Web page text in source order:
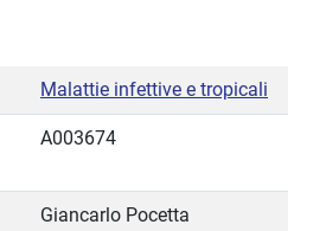
Malattie infettive e tropicali
A003674
Giancarlo Pocetta